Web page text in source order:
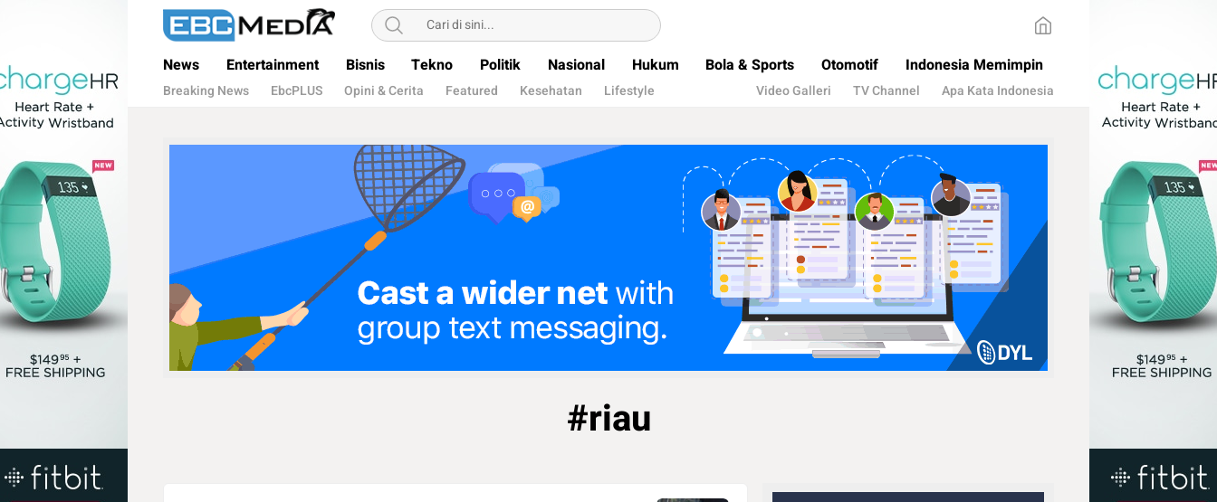
ebctvmedia
Menggapai Cakrawala Untuk Indonesia
News Entertainment Bisnis Tekno Politik Nasional Hukum Bola & Sports Otomotif Indonesia Memimpin
Breaking News EbcPLUS Opini & Cerita Featured Kesehatan Lifestyle Video Galleri TV Channel Apa Kata Indonesia
#riau